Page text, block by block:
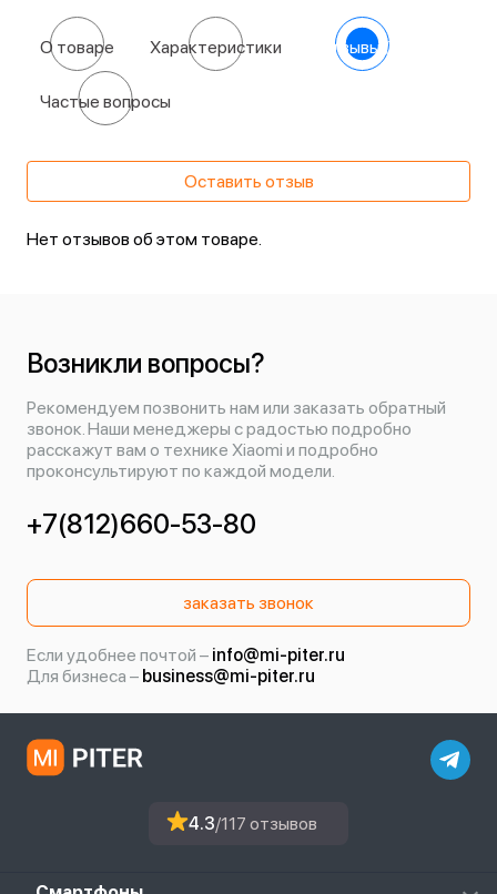
О товаре Характеристики Отзывы (0)
Частые вопросы
Оставить отзыв
Нет отзывов об этом товаре.
Возникли вопросы?
Рекомендуем позвонить нам или заказать обратный
звонок. Наши менеджеры с радостью подробно
расскажут вам о технике Xiaomi и подробно
проконсультируют по каждой модели.
+7(812)660-53-80
заказать звонок
Если удобнее почтой – info@mi-piter.ru
Для бизнеса – business@mi-piter.ru
4.3/117 отзывов